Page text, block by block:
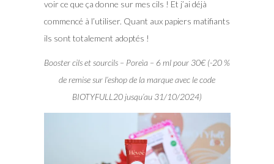
voir ce que ça donne sur mes cils ! Et j’ai déjà
commencé à l’utiliser. Quant aux papiers matifiants
ils sont totalement adoptés !
Booster cils et sourcils – Poreìa – 6 ml pour 30€ (-20 %
de remise sur l’eshop de la marque avec le code
BIOTYFULL20 jusqu’au 31/10/2024)